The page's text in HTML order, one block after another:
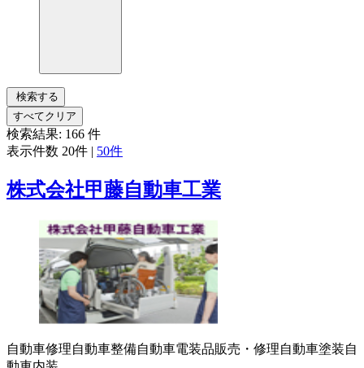
検索する
すべてクリア
検索結果: 166 件
表示件数 20件 | 50件
株式会社甲藤自動車工業
自動車修理自動車整備自動車電装品販売・修理自動車塗装自